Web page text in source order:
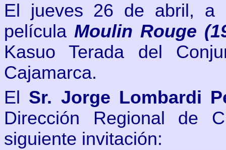
El jueves 26 de abril, a
películaMoulin Rouge
Kasuo Terada del
Cajamarca.
El Sr. Jorge Lombardi
Dirección Regional de
siguiente invitación: